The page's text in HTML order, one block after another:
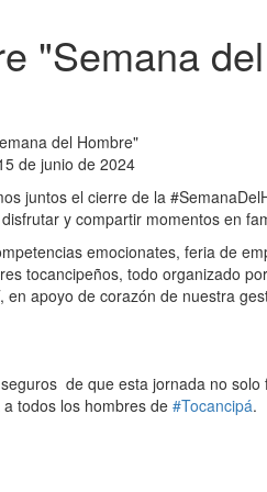
"Semana
del Hombre"
de junio de 2024
juntos el cierre de la
y compartir momentos en
emocionates, feria de
tocancipeños, todo organizado
en apoyo de corazón de nuestra
de que esta jornada no
todos los hombres de #Tocancipá.